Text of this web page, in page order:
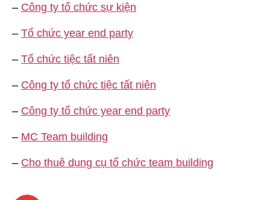
– Công ty tổ chức sự kiện
– Tổ chức year end party
– Tổ chức tiệc tất niên
– Công ty tổ chức tiệc tất niên
– Công ty tổ chức year end party
– MC Team building
– Cho thuê dụng cụ tổ chức team building